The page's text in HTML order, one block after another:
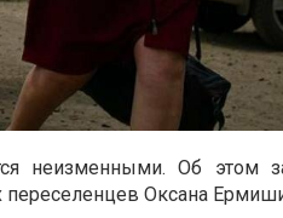
неизменными. Об этом
Оксана